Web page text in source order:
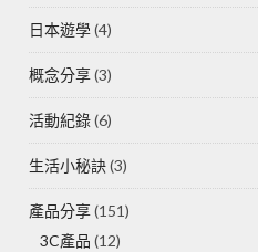
日本遊學(4)
概念分享(3)
活動紀錄(6)
生活小秘訣(3)
產品分享(151)
3C產品 (12)